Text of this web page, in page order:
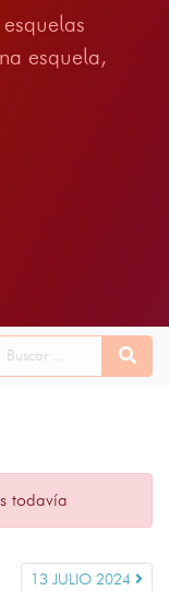
esquela,
12 JULIO 2024
todavía
13 JULIO 2024